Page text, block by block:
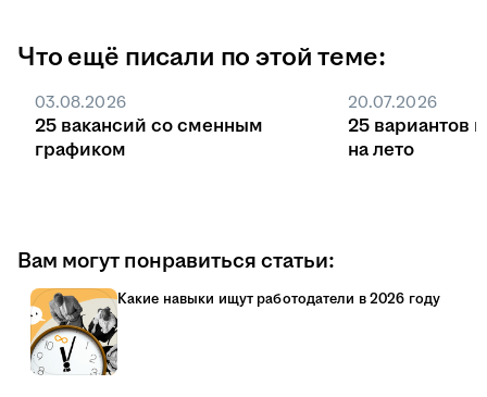
Что ещё писали по этой теме:
03.08.2026
25 вакансий со сменным
графиком
20.07.2026
25 вариантов
на лето
Вам могут понравиться статьи:
Какие навыки ищут работодатели в 2026 году